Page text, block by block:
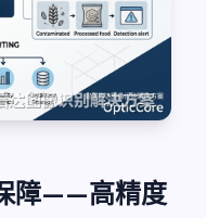
障——高精度